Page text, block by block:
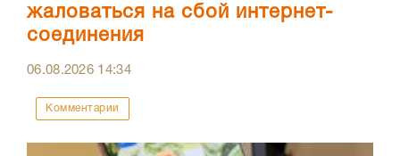
жаловаться на сбой интернет-
соединения
06.08.2026 14:34
Комментарии